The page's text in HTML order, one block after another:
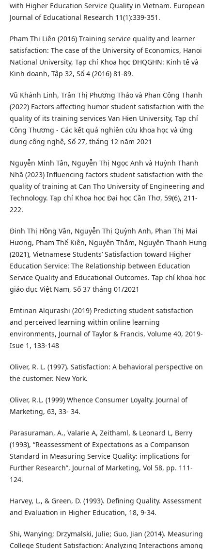
with Higher Education Service Quality in Vietnam. European
Journal of Educational Research 11(1):339-351.
Phạm Thị Liên (2016) Training service quality and learner
satisfaction: The case of the University of Economics, Hanoi
National University, Tạp chí Khoa học ĐHQGHN: Kinh tế và
Kinh doanh, Tập 32, Số 4 (2016) 81-89.
Vũ Khánh Linh, Trần Thị Phương Thảo và Phan Công Thanh
(2022) Factors affecting humor student satisfaction with the
quality of its training services Van Hien University, Tạp chí
Công Thương - Các kết quả nghiên cứu khoa học và ứng
dụng công nghệ, Số 27, tháng 12 năm 2021
Nguyễn Minh Tân, Nguyễn Thị Ngọc Anh và Huỳnh Thanh
Nhã (2023) Influencing factors student satisfaction with the
quality of training at Can Tho University of Engineering and
Technology. Tạp chí Khoa học Đại học Cần Thơ, 59(6), 211-
222.
Đinh Thị Hồng Vân, Nguyễn Thị Quỳnh Anh, Phan Thị Mai
Hương, Phạm Thế Kiên, Nguyễn Thắm, Nguyễn Thanh Hưng
(2021), Vietnamese Students’ Satisfaction toward Higher
Education Service: The Relationship between Education
Service Quality and Educational Outcomes. Tạp chí khoa học
giáo dục Việt Nam, Số 37 tháng 01/2021
Emtinan Alqurashi (2019) Predicting student satisfaction
and perceived learning within online learning
environments, Journal of Taylor & Francis, Volume 40, 2019-
Isue 1, 133-148
Oliver, R. L. (1997). Satisfaction: A behavioral perspective on
the customer. New York.
Oliver, R.L. (1999) Whence Consumer Loyalty. Journal of
Marketing, 63, 33- 34.
Parasuraman, A., Valarie A, Zeithaml, & Leonard L, Berry
(1993), “Reassessment of Expectations as a Comparison
Standard in Measuring Service Quality: implications for
Further Research”, Journal of Marketing, Vol 58, pp. 111-
124.
Harvey, L., & Green, D. (1993). Defining Quality. Assessment
and Evaluation in Higher Education, 18, 9-34.
Shi, Wanying; Drzymalski, Julie; Guo, Jian (2014). Measuring
College Student Satisfaction: Analyzing Interactions among